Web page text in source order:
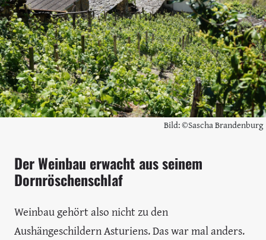
Bild: ©Sascha Brandenburg
Der Weinbau erwacht aus seinem
Dornröschenschlaf
Weinbau gehört also nicht zu den
Aushängeschildern Asturiens. Das war mal anders.